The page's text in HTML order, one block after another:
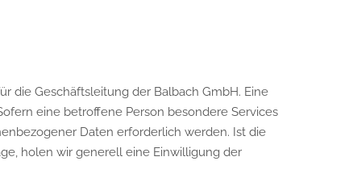
die Geschäftsleitung der Balbach GmbH. Eine
eine betroffene Person besondere Services
Daten erforderlich werden. Ist die
holen wir generell eine Einwilligung der